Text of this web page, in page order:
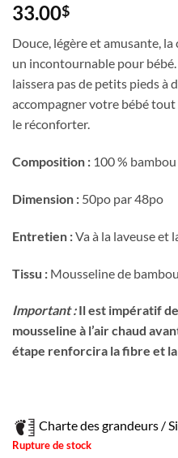
33.00$
Douce, légère et amusante,
un incontournable pour
laissera pas de petits pieds à
accompagner votre bébé
le réconforter.
Composition : 100 % bambou
Dimension : 50po par 48po
Entretien :Va à la laveuse et
Tissu : Mousseline de bambou
Important :Il est impératif
mousseline à l’air chaud
étape renforcira la fibre et
Charte des grandeurs /
Rupture de stock
Obtenez
Obtenez un
Courriel*